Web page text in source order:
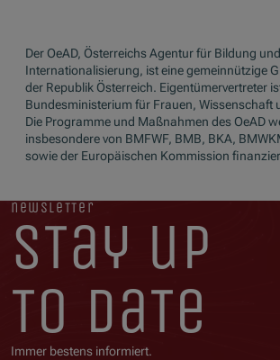
Der OeAD, Österreichs Agentur für Bildung und
Internationalisierung, ist eine gemeinnützige
der Republik Österreich. Eigentümervertreter
Bundesministerium für Frauen, Wissenschaft
Die Programme und Maßnahmen des OeAD
insbesondere von BMFWF, BMB, BKA,
sowie der Europäischen Kommission
newsletter
stay up
to date
Immer bestens informiert.